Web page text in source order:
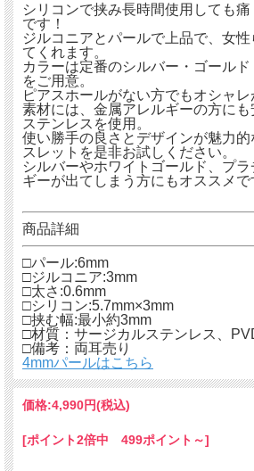
シリコンで挟み長時間使用しても
です！
ジルコニアとパールで上品で、女
てくれます。
カラーは定番のシルバー・ゴール
をご用意。
ピアスホールがない方でもオシャレ
素材には、金属アレルギーの方に
ステンレスを使用。
使い勝手の良さとデザインが魅力
スレットを是非お試しください。
シルバーやホワイトゴールド、プ
ギーが出てしまう方にもオススメで
商品詳細
□パール:6mm
□ジルコニア:3mm
□太さ:0.6mm
□シリコン:5.7mm×3mm
□挟む幅:最小約3mm
□材質：サージカルステンレス、
□備考：両耳売り
4mmパールはこちら
価格:4,990円(税込)
[ポイント2倍中 499ポイント～]